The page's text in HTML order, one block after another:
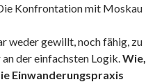
Konfrontation mit Moskau
weder gewillt, noch fähig, zu
der einfachsten Logik.Wie,
Einwanderungspraxis